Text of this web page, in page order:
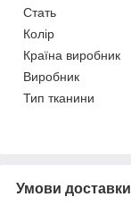
Стать
Колір
Країна виробник
Виробник
Тип тканини
Умови доставки